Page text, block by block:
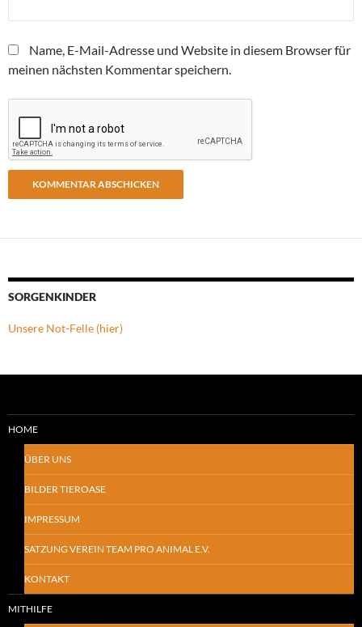
Name, E-Mail-Adresse und Website in diesem Browser für
meinen nächsten Kommentar speichern.
SORGENKINDER
Unsere Not-Felle (hier)
HOME
ÜBER UNS
BILDER TIEROASE
IMPRESSUM
SATZUNG VEREIN TEAM PRO ANIMAL E.V.
KONTAKT
MITHILFE